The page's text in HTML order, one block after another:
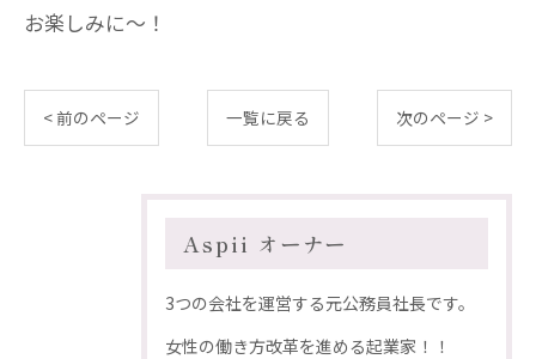
お楽しみに〜！
< 前のページ 一覧に戻る 次のページ >
Aspii オーナー
3つの会社を運営する元公務員社長です。
女性の働き方改革を進める起業家！！